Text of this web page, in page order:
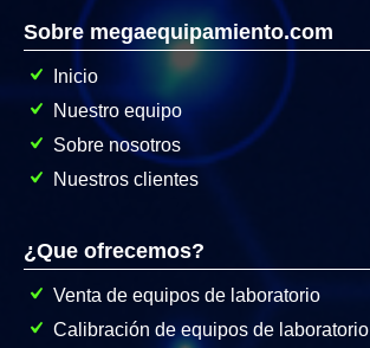
Sobre megaequipamiento.com
Inicio
Nuestro equipo
Sobre nosotros
Nuestros clientes
¿Que ofrecemos?
Venta de equipos de laboratorio
Calibración de equipos de laboratorio